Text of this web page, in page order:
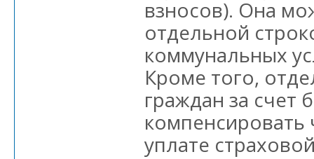
взносов). Она
отдельной
коммунальных
Кроме того,
граждан за счет
компенсировать
уплате